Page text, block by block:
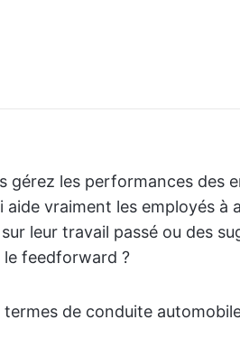
gérez les performances des
aide vraiment les employés à
leur travail passé ou des
feedforward ?
termes de conduite